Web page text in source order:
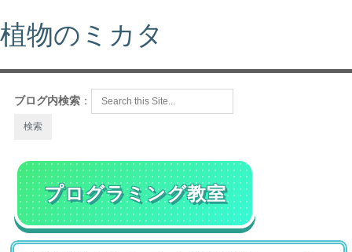
植物のミカタ
ブログ内検索 ：
プログラミング教室